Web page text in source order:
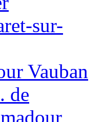
sur-
Vauban
de